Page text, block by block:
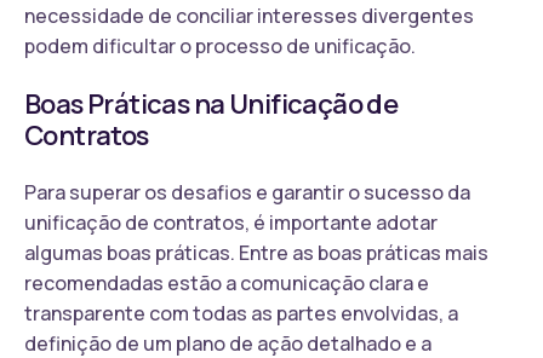
necessidade de conciliar interesses divergentes
podem dificultar o processo de unificação.
Boas Práticas na Unificação de
Contratos
Para superar os desafios e garantir o sucesso da
unificação de contratos, é importante adotar
algumas boas práticas. Entre as boas práticas mais
recomendadas estão a comunicação clara e
transparente com todas as partes envolvidas, a
definição de um plano de ação detalhado e a